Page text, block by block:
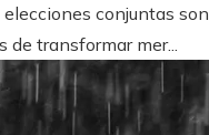
elecciones conjuntas son
de transformar mer...